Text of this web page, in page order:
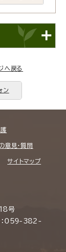
へ戻る
ン
意見・質問
サイトマップ
号
：059-382-